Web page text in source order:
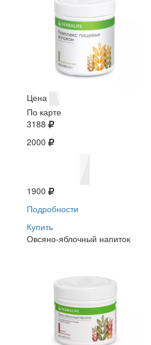
Цена
По карте
3188
2000
1900
Подробности
Купить
Овсяно-яблочный напиток